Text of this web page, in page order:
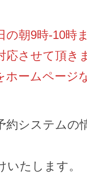
の朝9時-10時
応させて頂き
ホームページ
約システムの
いたします。